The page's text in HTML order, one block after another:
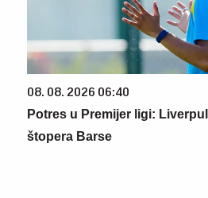
08. 08. 2026 06:40
Potres u Premijer ligi:
štopera Barse